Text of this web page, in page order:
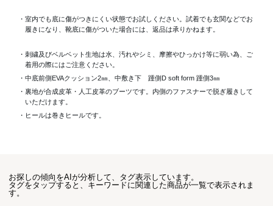
・室内でも底に傷がつきにくい状態でお試しください。試着でも玄関などでお
履きになり、靴底に傷がついた場合には、返品は承りかねます。
・刺繍及びベルベット生地は水、汚れやシミ、摩擦やひっかけ等に弱い為、ご
着用の際にはご注意ください。
・中底前側EVAクッション2㎜、中敷き下 踵側D soft form 踵側3㎜
・裏地が合成皮革・人工皮革のブーツです。内側のファスナーで脱ぎ履きして
いただけます。
・ヒールは巻きヒールです。
お探しの傾向をAIが分析して、タグ表示しています。
タグをタップすると、キーワードに関連した商品が一覧で表示されま
す。